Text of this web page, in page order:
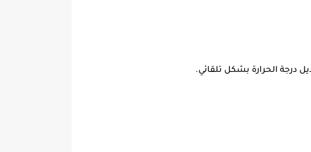
درجة الحرارة بشكل تلقائي.